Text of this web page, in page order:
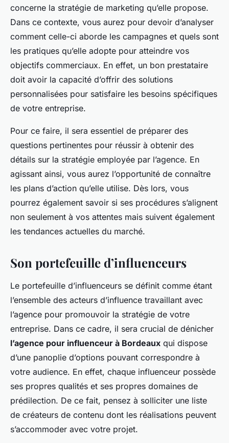
concerne la stratégie de marketing qu’elle propose.
Dans ce contexte, vous aurez pour devoir d’analyser
comment celle-ci aborde les campagnes et quels sont
les pratiques qu’elle adopte pour atteindre vos
objectifs commerciaux. En effet, un bon prestataire
doit avoir la capacité d’offrir des solutions
personnalisées pour satisfaire les besoins spécifiques
de votre entreprise.
Pour ce faire, il sera essentiel de préparer des
questions pertinentes pour réussir à obtenir des
détails sur la stratégie employée par l’agence. En
agissant ainsi, vous aurez l’opportunité de connaître
les plans d’action qu’elle utilise. Dès lors, vous
pourrez également savoir si ses procédures s’alignent
non seulement à vos attentes mais suivent également
les tendances actuelles du marché.
Son portefeuille d’influenceurs
Le portefeuille d’influenceurs se définit comme étant
l’ensemble des acteurs d’influence travaillant avec
l’agence pour promouvoir la stratégie de votre
entreprise. Dans ce cadre, il sera crucial de dénicher
l’agence pour influenceur à Bordeaux qui dispose
d’une panoplie d’options pouvant correspondre à
votre audience. En effet, chaque influenceur possède
ses propres qualités et ses propres domaines de
prédilection. De ce fait, pensez à solliciter une liste
de créateurs de contenu dont les réalisations peuvent
s’accommoder avec votre projet.